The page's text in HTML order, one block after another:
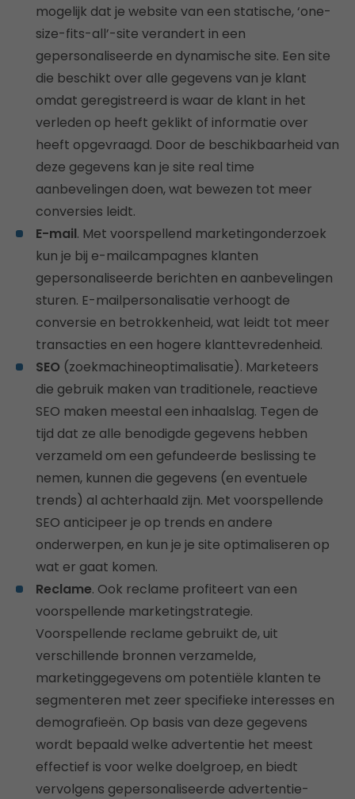
mogelijk dat je website van een statische, ‘one-
size-fits-all’-site verandert in een
gepersonaliseerde en dynamische site. Een site
die beschikt over alle gegevens van je klant
omdat geregistreerd is waar de klant in het
verleden op heeft geklikt of informatie over
heeft opgevraagd. Door de beschikbaarheid van
deze gegevens kan je site real time
aanbevelingen doen, wat bewezen tot meer
conversies leidt.
E-mail. Met voorspellend marketingonderzoek
kun je bij e-mailcampagnes klanten
gepersonaliseerde berichten en aanbevelingen
sturen. E-mailpersonalisatie verhoogt de
conversie en betrokkenheid, wat leidt tot meer
transacties en een hogere klanttevredenheid.
SEO (zoekmachineoptimalisatie). Marketeers
die gebruik maken van traditionele, reactieve
SEO maken meestal een inhaalslag. Tegen de
tijd dat ze alle benodigde gegevens hebben
verzameld om een gefundeerde beslissing te
nemen, kunnen die gegevens (en eventuele
trends) al achterhaald zijn. Met voorspellende
SEO anticipeer je op trends en andere
onderwerpen, en kun je je site optimaliseren op
wat er gaat komen.
Reclame. Ook reclame profiteert van een
voorspellende marketingstrategie.
Voorspellende reclame gebruikt de, uit
verschillende bronnen verzamelde,
marketinggegevens om potentiële klanten te
segmenteren met zeer specifieke interesses en
demografieën. Op basis van deze gegevens
wordt bepaald welke advertentie het meest
effectief is voor welke doelgroep, en biedt
vervolgens gepersonaliseerde advertentie-